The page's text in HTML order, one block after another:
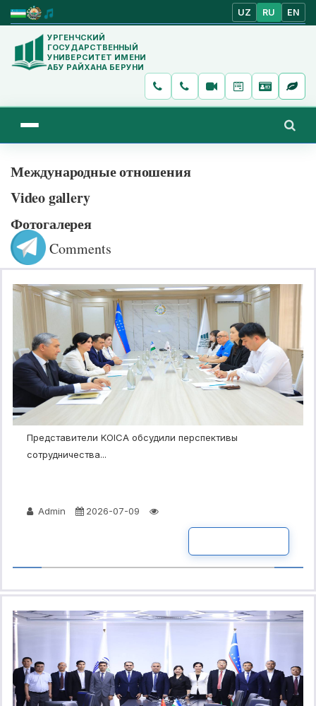
UZ RU EN
УРГЕНЧСКИЙ
ГОСУДАРСТВЕННЫЙ
УНИВЕРСИТЕТ ИМЕНИ
АБУ РАЙХАНА БЕРУНИ
Международные отношения
Video gallery
Фотогалерея
Comments
Представители KOICA обсудили перспективы
сотрудничества...
Admin 2026-07-09